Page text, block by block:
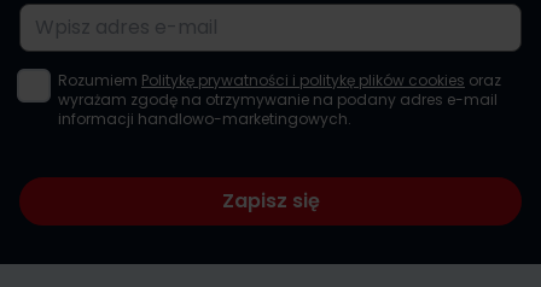
Adres e-mail
Rozumiem Politykę prywatności i politykę plików cookies oraz
wyrażam zgodę na otrzymywanie na podany adres e-mail
informacji handlowo-marketingowych.
Zapisz się